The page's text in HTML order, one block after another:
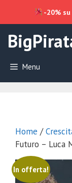
contenuto
Menu
Home /
Futuro – Luca
In offerta!
-20%